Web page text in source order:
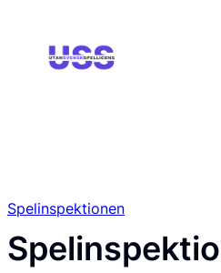
Spelinspektionen